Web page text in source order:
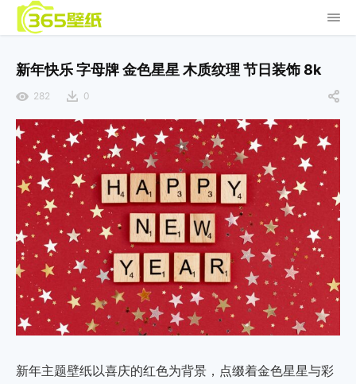
新年快乐 字母牌 金色星星 木质纹理 节日装饰 8k
282 0
新年主题壁纸以喜庆的红色为背景，点缀着金色星星与彩